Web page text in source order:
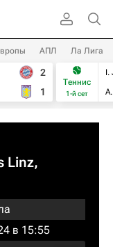
АПЛ Ла Лига
2
1
Теннис
1-й сет
I.
Linz,
в 15:55